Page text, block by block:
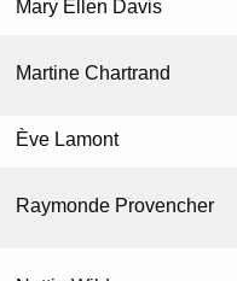
Mary Ellen Davis
Martine Chartrand
Ève Lamont
Raymonde Provencher